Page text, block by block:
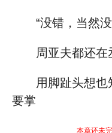
“没错，当然
周亚夫都还在
用脚趾头想
要掌
本章还未